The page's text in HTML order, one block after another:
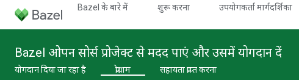
Bazel के बारे में शुरू करना उपयोगकर्ता मार्गदर्शिका
Bazel ओपन सोर्स प्रोजेक्ट से मदद पाएं और उसमें योगदान दें
योगदान दिया जा रहा है प्रोग्राम सहायता प्राप्त करना